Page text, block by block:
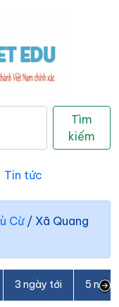
Tìm
kiếm
Tin tức
Cừ/ Xã Quang
3 ngày tới 5